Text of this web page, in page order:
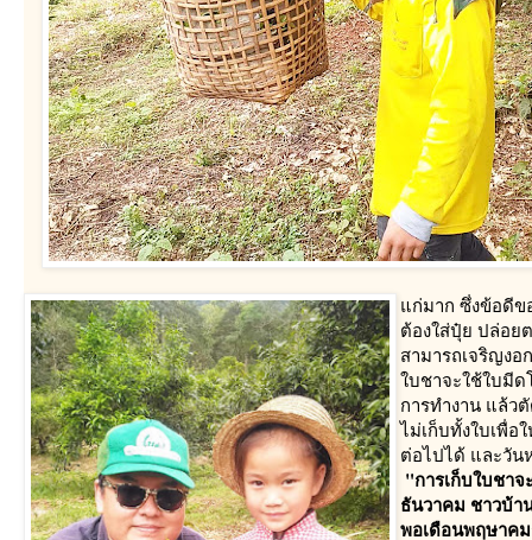
ก่มาก ซึ่งข้อดีข
ต้องใส่ปุ๋ย ปล่อย
สามารถเจริญง
บชาจะใช้ใบมีด
การทำงาน แล้ว
ไม่เก็บทั้งใบเพื่อ
ต่อไปได้ และวัน
"การเก็บใบชา
ธันวาคม ชาวบ้า
พอเดือนพฤษาคม